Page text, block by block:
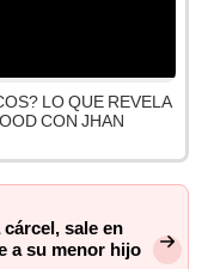
LO QUE REVELA
CON JHAN
sale en
a su menor hijo